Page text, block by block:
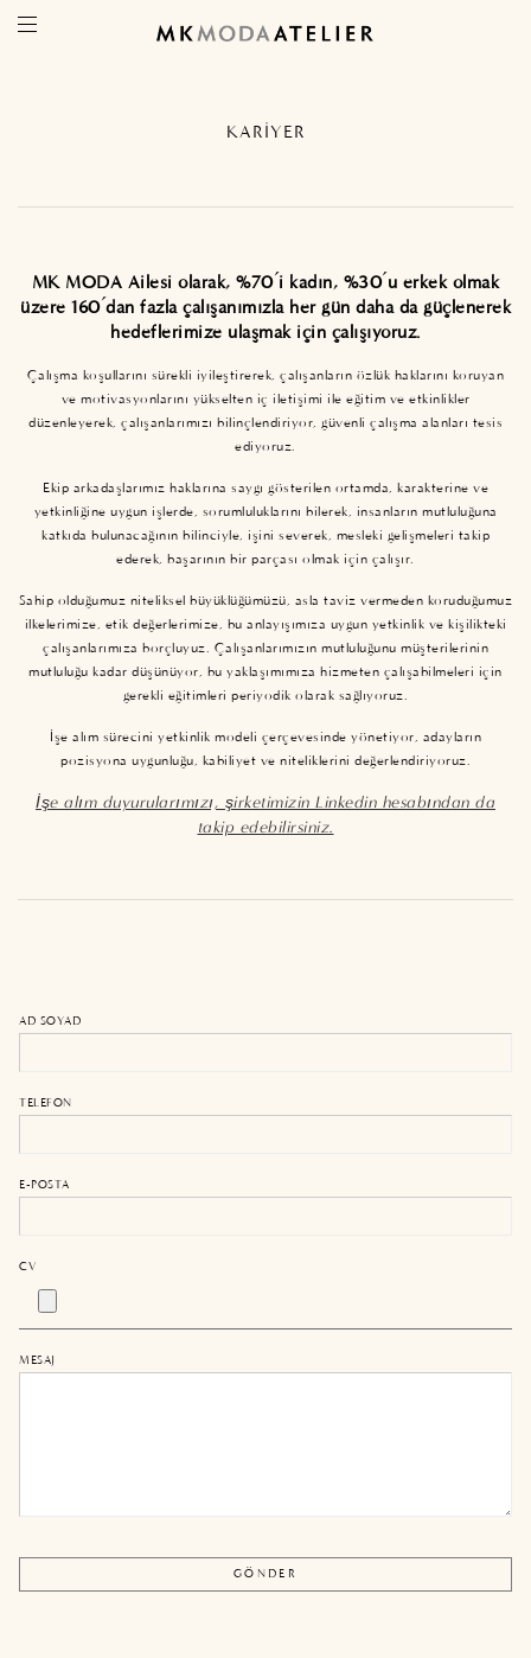
KARİYER
MK MODA Ailesi olarak, %70’i kadın, %30’u erkek olmak
üzere 160’dan fazla çalışanımızla her gün daha da güçlenerek
hedeflerimize ulaşmak için çalışıyoruz.
Çalışma koşullarını sürekli iyileştirerek, çalışanların özlük haklarını koruyan
ve motivasyonlarını yükselten iç iletişimi ile eğitim ve etkinlikler
düzenleyerek, çalışanlarımızı bilinçlendiriyor, güvenli çalışma alanları tesis
ediyoruz.
Ekip arkadaşlarımız haklarına saygı gösterilen ortamda, karakterine ve
yetkinliğine uygun işlerde, sorumluluklarını bilerek, insanların mutluluğuna
katkıda bulunacağının bilinciyle, işini severek, mesleki gelişmeleri takip
ederek, başarının bir parçası olmak için çalışır.
Sahip olduğumuz niteliksel büyüklüğümüzü, asla taviz vermeden koruduğumuz
ilkelerimize, etik değerlerimize, bu anlayışımıza uygun yetkinlik ve kişilikteki
çalışanlarımıza borçluyuz. Çalışanlarımızın mutluluğunu müşterilerinin
mutluluğu kadar düşünüyor, bu yaklaşımımıza hizmeten çalışabilmeleri için
gerekli eğitimleri periyodik olarak sağlıyoruz.
İşe alım sürecini yetkinlik modeli çerçevesinde yönetiyor, adayların
pozisyona uygunluğu, kabiliyet ve niteliklerini değerlendiriyoruz.
İşe alım duyurularımızı, şirketimizin Linkedin hesabından da
takip edebilirsiniz.
AD SOYAD
TELEFON
E-POSTA
CV
MESAJ